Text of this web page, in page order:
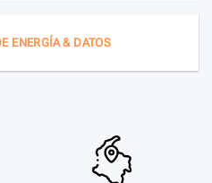
ENERGÍA & DATOS